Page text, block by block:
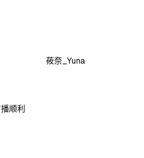
莜奈_Yuna
顺利